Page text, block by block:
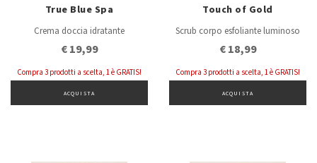
True Blue Spa
Crema doccia idratante
€ 19,99
Compra 3 prodotti a scelta, 1 è GRATIS!
ACQUISTA
Touch of Gold
Scrub corpo esfoliante luminoso
€ 18,99
Compra 3 prodotti a scelta, 1 è GRATIS!
ACQUISTA